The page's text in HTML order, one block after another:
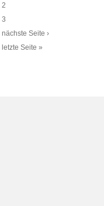
2
3
nächste Seite ›
letzte Seite »